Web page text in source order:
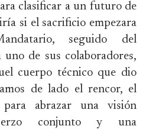
clasificar a un futuro de
si el sacrificio empezara
seguido del
uno de sus colaboradores,
cuerpo técnico que dio
de lado el rencor, el
abrazar una visión
conjunto y una